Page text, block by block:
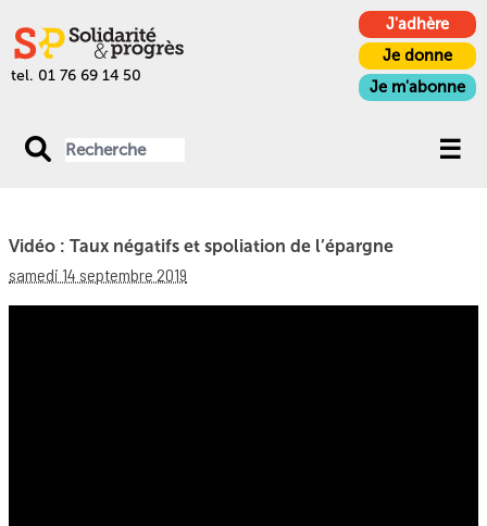
tel. 01 76 69 14 50
J'adhère
Je donne
Je m'abonne
Vidéo : Taux négatifs et spoliation de l’épargne
samedi 14 septembre 2019